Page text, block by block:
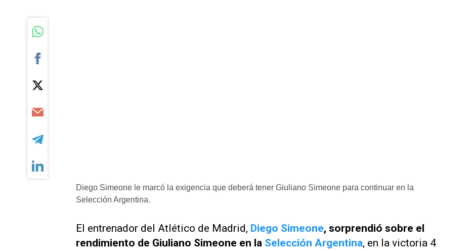
Diego Simeone le marcó la exigencia que deberá tener Giuliano Simeone para continuar en la
Selección Argentina.
El entrenador del Atlético de Madrid, Diego Simeone, sorprendió sobre el
rendimiento de Giuliano Simeone en la Selección Argentina, en la victoria 4